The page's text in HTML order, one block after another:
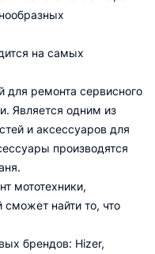
на самых
для ремонта сервисного
Является одним из
и аксессуаров для
производятся
мототехники,
найти то, что
брендов: Hizer,